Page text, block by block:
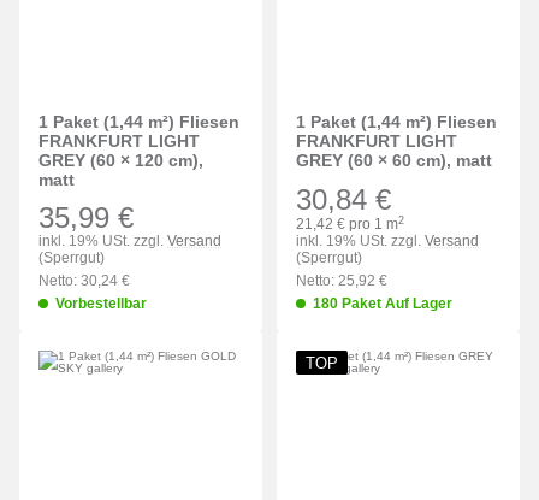
1 Paket (1,44 m²) Fliesen
FRANKFURT LIGHT
GREY (60 × 120 cm),
matt
35,99 €
inkl. 19% USt. zzgl. Versand
(Sperrgut)
Netto: 30,24 €
Vorbestellbar
1 Paket (1,44 m²) Fliesen
FRANKFURT LIGHT
GREY (60 × 60 cm), matt
30,84 €
21,42 € pro 1 m2
inkl. 19% USt. zzgl. Versand
(Sperrgut)
Netto: 25,92 €
180 Paket Auf Lager
TOP